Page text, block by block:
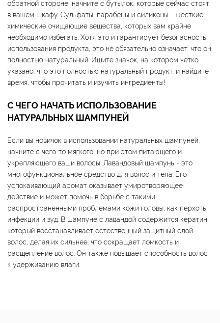
обратной стороне, начните с бутылок, которые сейчас стоят
в вашем шкафу. Сульфаты, парабены и силиконы - жесткие
химические очищающие вещества, которых вам крайне
необходимо избегать. Хотя это и гарантирует безопасность
использования продукта, это не обязательно означает, что он
полностью натуральный. Ищите значок, на котором четко
указано, что это полностью натуральный продукт, и найдите
время, чтобы прочитать и изучить ингредиенты!
С ЧЕГО НАЧАТЬ ИСПОЛЬЗОВАНИЕ
НАТУРАЛЬНЫХ ШАМПУНЕЙ
Если вы новичок в использовании натуральных шампуней,
начните с чего-то мягкого, но при этом питающего и
укрепляющего ваши волосы. Лавандовый шампунь - это
многофункциональное средство для волос и тела. Его
успокаивающий аромат оказывает умиротворяющее
действие и может помочь в борьбе с такими
распространенными проблемами кожи головы, как перхоть,
инфекции и зуд. В шампуне с лавандой содержится кератин,
который восстанавливает естественный защитный слой
волос, делая их сильнее, что сокращает ломкость и
расщепление волос. Он также повышает способность волос
к удерживанию влаги.